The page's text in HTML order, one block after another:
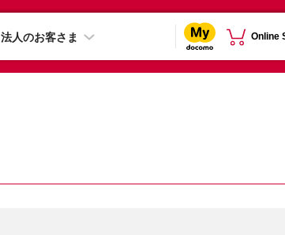
法人のお客さま Online